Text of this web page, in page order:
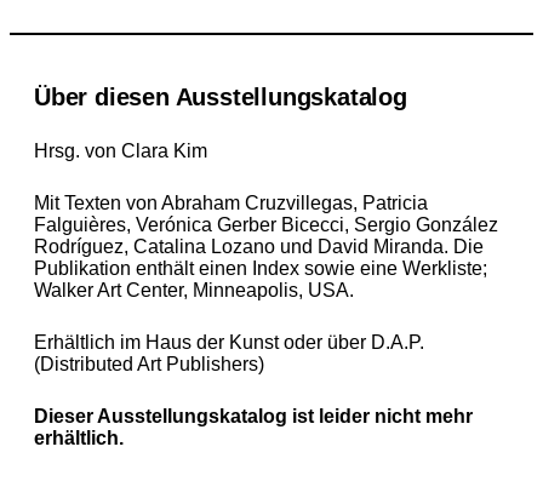
Über diesen Ausstellungskatalog
Hrsg. von Clara Kim
Mit Texten von Abraham Cruzvillegas, Patricia
Falguières, Verónica Gerber Bicecci, Sergio González
Rodríguez, Catalina Lozano und David Miranda. Die
Publikation enthält einen Index sowie eine Werkliste;
Walker Art Center, Minneapolis, USA.
Erhältlich im Haus der Kunst oder über D.A.P.
(Distributed Art Publishers)
Dieser Ausstellungskatalog ist leider nicht mehr
erhältlich.